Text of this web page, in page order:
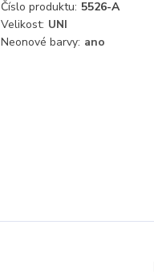
Číslo produktu: 5526-A
Velikost: UNI
Neonové barvy: ano